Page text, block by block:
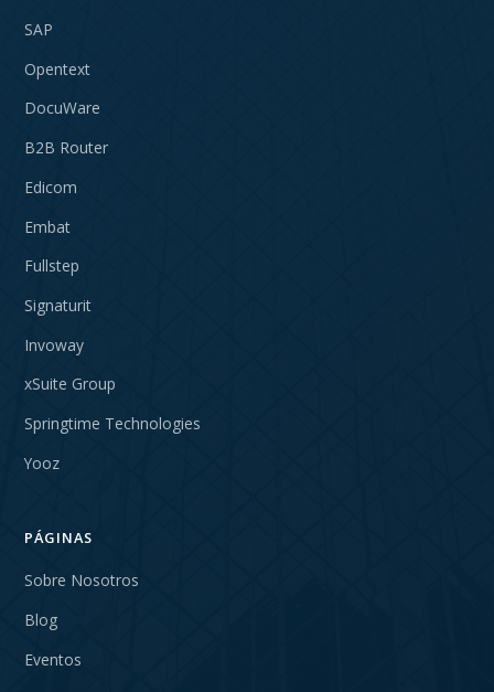
SAP
Opentext
DocuWare
B2B Router
Edicom
Embat
Fullstep
Signaturit
Invoway
xSuite Group
Springtime Technologies
Yooz
PÁGINAS
Sobre Nosotros
Blog
Eventos